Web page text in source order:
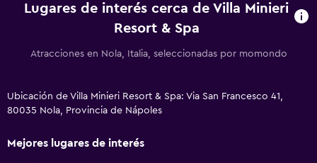
Lugares de interés cerca de Villa Minieri
Resort & Spa
Atracciones en Nola, Italia, seleccionadas por momondo
Ubicación de Villa Minieri Resort & Spa: Via San Francesco 41,
80035 Nola, Provincia de Nápoles
Mejores lugares de interés